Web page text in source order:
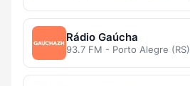
Rádio Gaúcha
93.7 FM - Porto Alegre (RS)